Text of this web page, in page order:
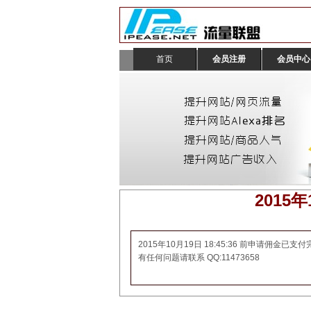
首页 会员注册 会员中心
2015
2015年10月19日 18:45:36 前申请佣金已支付
有任何问题请联系 QQ:11473658